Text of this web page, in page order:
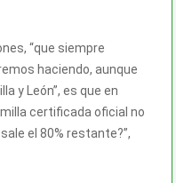
“que siempre
haciendo, aunque
y León”, es que en
certificada oficial no
el 80% restante?”,